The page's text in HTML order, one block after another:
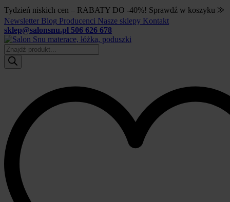
Tydzień niskich cen – RABATY DO -40%! Sprawdź w koszyku ⨠
Newsletter Blog Producenci Nasze sklepy Kontakt
sklep@salonsnu.pl 506 626 678
Wyszukiwarka
produktów